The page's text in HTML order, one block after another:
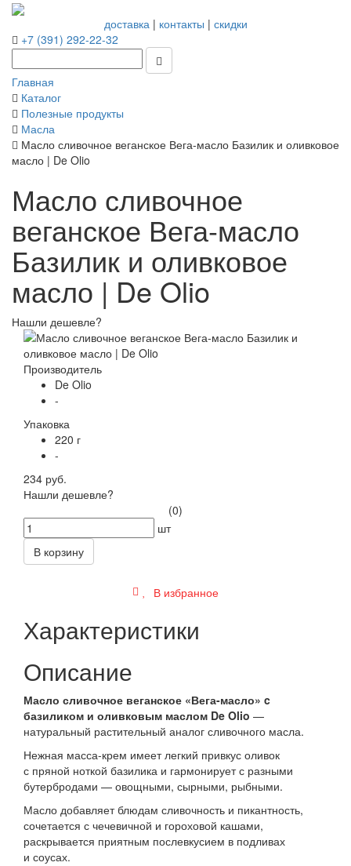
доставка| контакты | скидки
+7 (391) 292-22-32
Главная
Каталог
Полезные продукты
Масла
Масло сливочное веганское Вега-масло Базилик и оливковое
масло | De Olio
Масло сливочное
веганское Вега-масло
Базилик и оливковое
масло | De Olio
Нашли дешевле?
Производитель
De Olio
-
Упаковка
220 г
-
234 руб.
Нашли дешевле?
(0)
шт
В корзину
В избранное
Характеристики
Описание
Масло сливочное веганское «Вега-масло» c
базиликом и оливковым маслом De Olio —
натуральный растительный аналог сливочного масла.
Нежная масса-крем имеет легкий привкус оливок
с пряной ноткой базилика и гармонирует с разными
бутербродами — овощными, сырными, рыбными.
Масло добавляет блюдам сливочность и пикантность,
сочетается с чечевичной и гороховой кашами,
раскрывается приятным послевкусием в подливах
и соусах.